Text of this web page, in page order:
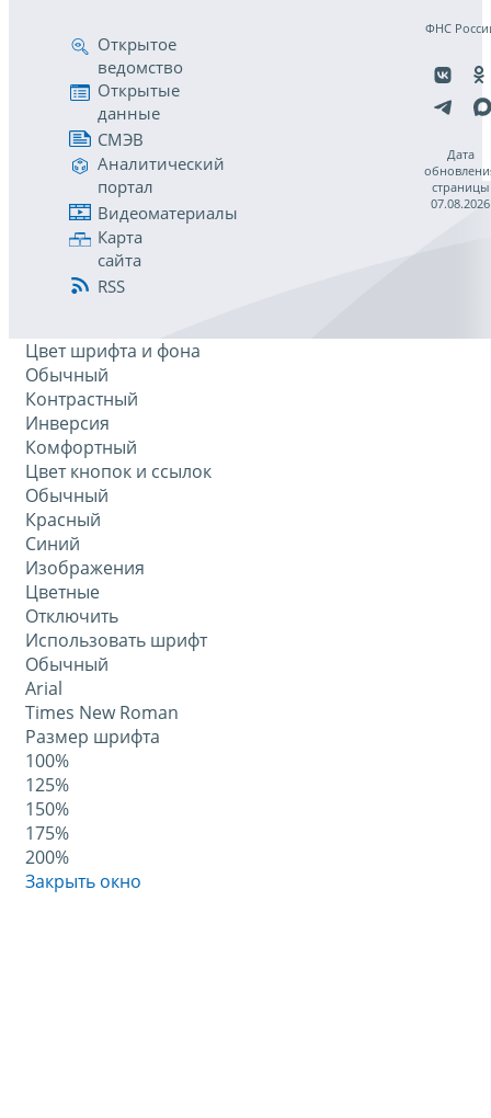
Открытое
ведомство
Открытые
данные
СМЭВ
Аналитический
портал
Видеоматериалы
Карта
сайта
RSS
ФНС
Дата
страницы
07.08.2026
Цвет шрифта и фона
Обычный
Контрастный
Инверсия
Комфортный
Цвет кнопок и ссылок
Обычный
Красный
Синий
Изображения
Цветные
Отключить
Использовать шрифт
Обычный
Arial
Times New Roman
Размер шрифта
100%
125%
150%
175%
200%
Закрыть окно